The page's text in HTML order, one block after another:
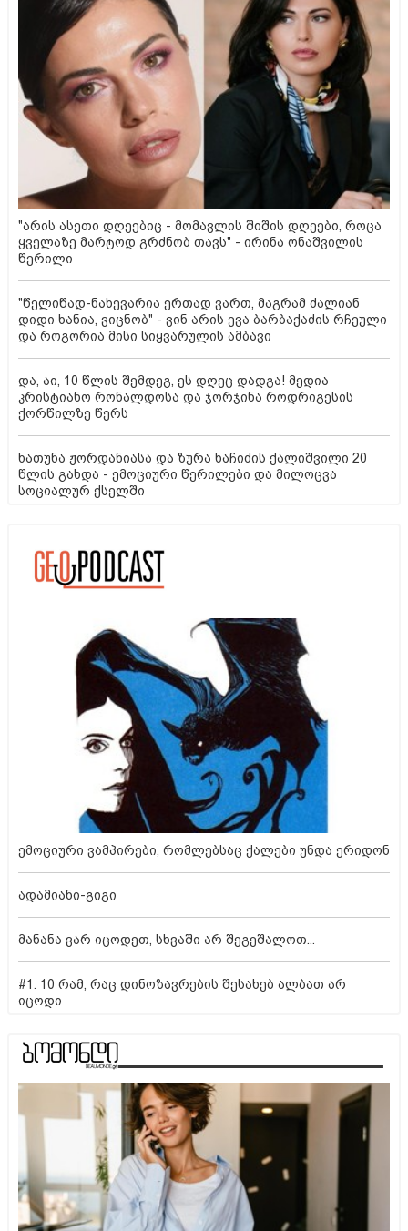
"არის ასეთი დღეებიც - მომავლის შიშის დღეები, როცა
ყველაზე მარტოდ გრძნობ თავს" - ირინა ონაშვილის
წერილი
"წელიწად-ნახევარია ერთად ვართ, მაგრამ ძალიან
დიდი ხანია, ვიცნობ" - ვინ არის ევა ბარბაქაძის რჩეული
და როგორია მისი სიყვარულის ამბავი
და, აი, 10 წლის შემდეგ, ეს დღეც დადგა! მედია
კრისტიანო რონალდოსა და ჯორჯინა როდრიგესის
ქორწილზე წერს
ხათუნა ჟორდანიასა და ზურა ხაჩიძის ქალიშვილი 20
წლის გახდა - ემოციური წერილები და მილოცვა
სოციალურ ქსელში
ემოციური ვამპირები, რომლებსაც ქალები უნდა ერიდონ
ადამიანი-გიგი
მანანა ვარ იცოდეთ, სხვაში არ შეგეშალოთ...
#1. 10 რამ, რაც დინოზავრების შესახებ ალბათ არ
იცოდი